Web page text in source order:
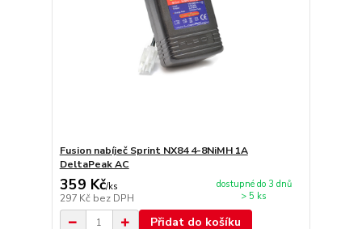
Fusion nabíječ Sprint NX84 4-8NiMH 1A
DeltaPeak AC
359 Kč/ks
297 Kč bez DPH
dostupné do 3 dnů
> 5 ks
Přidat do košíku